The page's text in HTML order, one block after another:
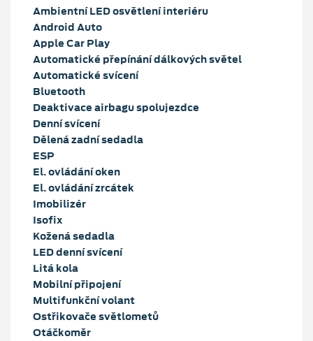
Ambientní LED osvětlení interiéru
Android Auto
Apple Car Play
Automatické přepínání dálkových světel
Automatické svícení
Bluetooth
Deaktivace airbagu spolujezdce
Denní svícení
Dělená zadní sedadla
ESP
El. ovládání oken
El. ovládání zrcátek
Imobilizér
Isofix
Kožená sedadla
LED denní svícení
Litá kola
Mobilní připojení
Multifunkční volant
Ostřikovače světlometů
Otáčkoměr